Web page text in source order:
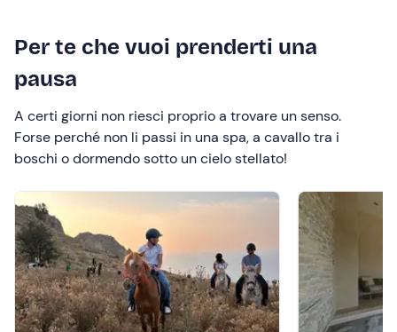
Per te che vuoi prenderti una
pausa
A certi giorni non riesci proprio a trovare un senso.
Forse perché non li passi in una spa, a cavallo tra i
boschi o dormendo sotto un cielo stellato!